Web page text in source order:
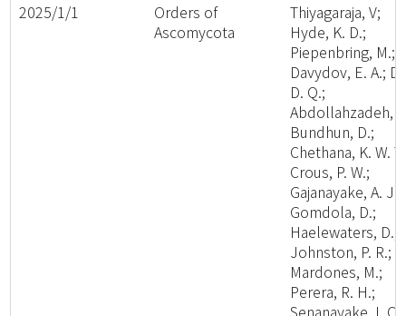
2025/1/1
Orders of
Ascomycota
Thiyagaraja, V;
Hyde, K. D.;
Piepenbring, M.;
Davydov, E. A.;
D. Q.;
Abdollahzadeh,
Bundhun, D.;
Chethana, K. W.
Crous, P. W.;
Gajanayake, A. J.;
Gomdola, D.;
Haelewaters, D.;
Johnston, P. R.;
Mardones, M.;
Perera, R. H.;
Senanayake, I. C.;